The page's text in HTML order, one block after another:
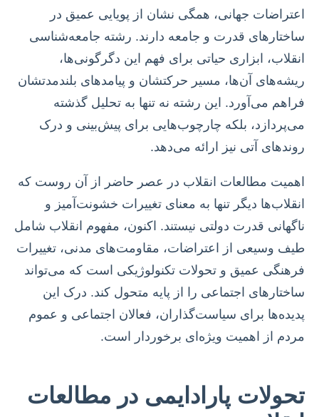
اعتراضات جهانی، همگی نشان از پویایی عمیق در
ساختارهای قدرت و جامعه دارند. رشته جامعه‌شناسی
انقلاب، ابزاری حیاتی برای فهم این دگرگونی‌ها،
ریشه‌های آن‌ها، مسیر حرکتشان و پیامدهای بلندمدتشان
فراهم می‌آورد. این رشته نه تنها به تحلیل گذشته
می‌پردازد، بلکه چارچوب‌هایی برای پیش‌بینی و درک
روندهای آتی نیز ارائه می‌دهد.
اهمیت مطالعات انقلاب در عصر حاضر از آن روست که
انقلاب‌ها دیگر تنها به معنای تغییرات خشونت‌آمیز و
ناگهانی قدرت دولتی نیستند. اکنون، مفهوم انقلاب شامل
طیف وسیعی از اعتراضات، مقاومت‌های مدنی، تغییرات
فرهنگی عمیق و تحولات تکنولوژیکی است که می‌تواند
ساختارهای اجتماعی را از پایه متحول کند. درک این
پدیده‌ها برای سیاست‌گذاران، فعالان اجتماعی و عموم
مردم از اهمیت ویژه‌ای برخوردار است.
تحولات پارادایمی در مطالعات